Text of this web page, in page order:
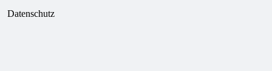
Datenschutz